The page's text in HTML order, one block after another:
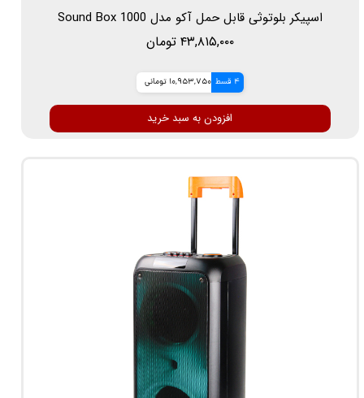
اسپیکر بلوتوثی قابل حمل آکو مدل Sound Box 1000
۴۳,۸۱۵,۰۰۰ تومان
4 قسط 10,953,750 تومانی
افزودن به سبد خرید